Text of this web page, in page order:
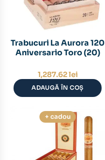
Trabucuri La Aurora 120
Aniversario Toro (20)
1,287.62lei
ADAUGĂ ÎN COȘ
+ cadou